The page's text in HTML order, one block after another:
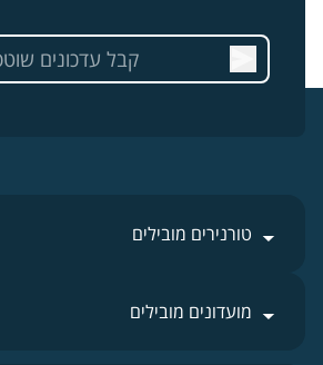
טורנירים מובילים
מועדונים מובילים